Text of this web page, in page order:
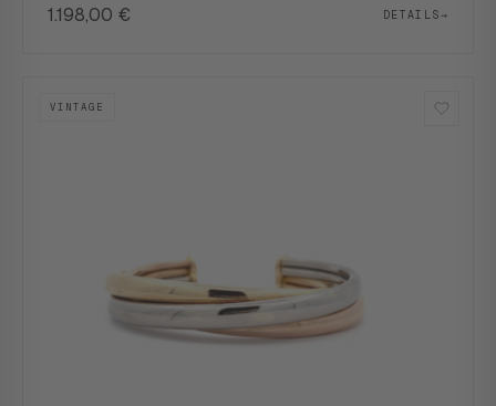
1.198,00 € DETAILS→
VINTAGE